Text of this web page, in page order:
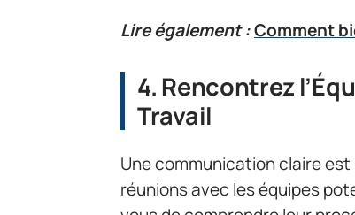
Lire également :Comment
4. Rencontrez
Travail
Une communication claire
réunions avec les équipes